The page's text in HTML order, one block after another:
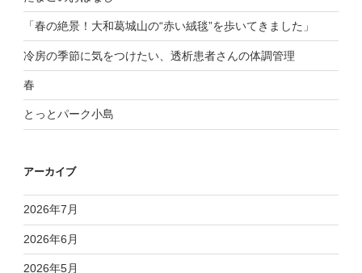
「春の絶景！大和葛城山の“赤い絨毯”を歩いてきました」
冷房の季節に気をつけたい、透析患者さんの体調管理
春
とっとパーク小島
アーカイブ
2026年7月
2026年6月
2026年5月